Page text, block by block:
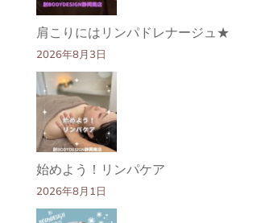
肩こりにはリンパドレナージュ★
2026年8月3日
始めよう！リンパケア
2026年8月1日